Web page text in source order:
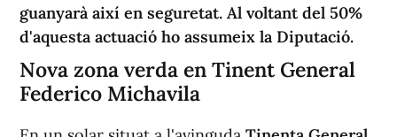
guanyarà així en seguretat. Al voltant del 50%
d'aquesta actuació ho assumeix la Diputació.
Nova zona verda en Tinent General
Federico Michavila